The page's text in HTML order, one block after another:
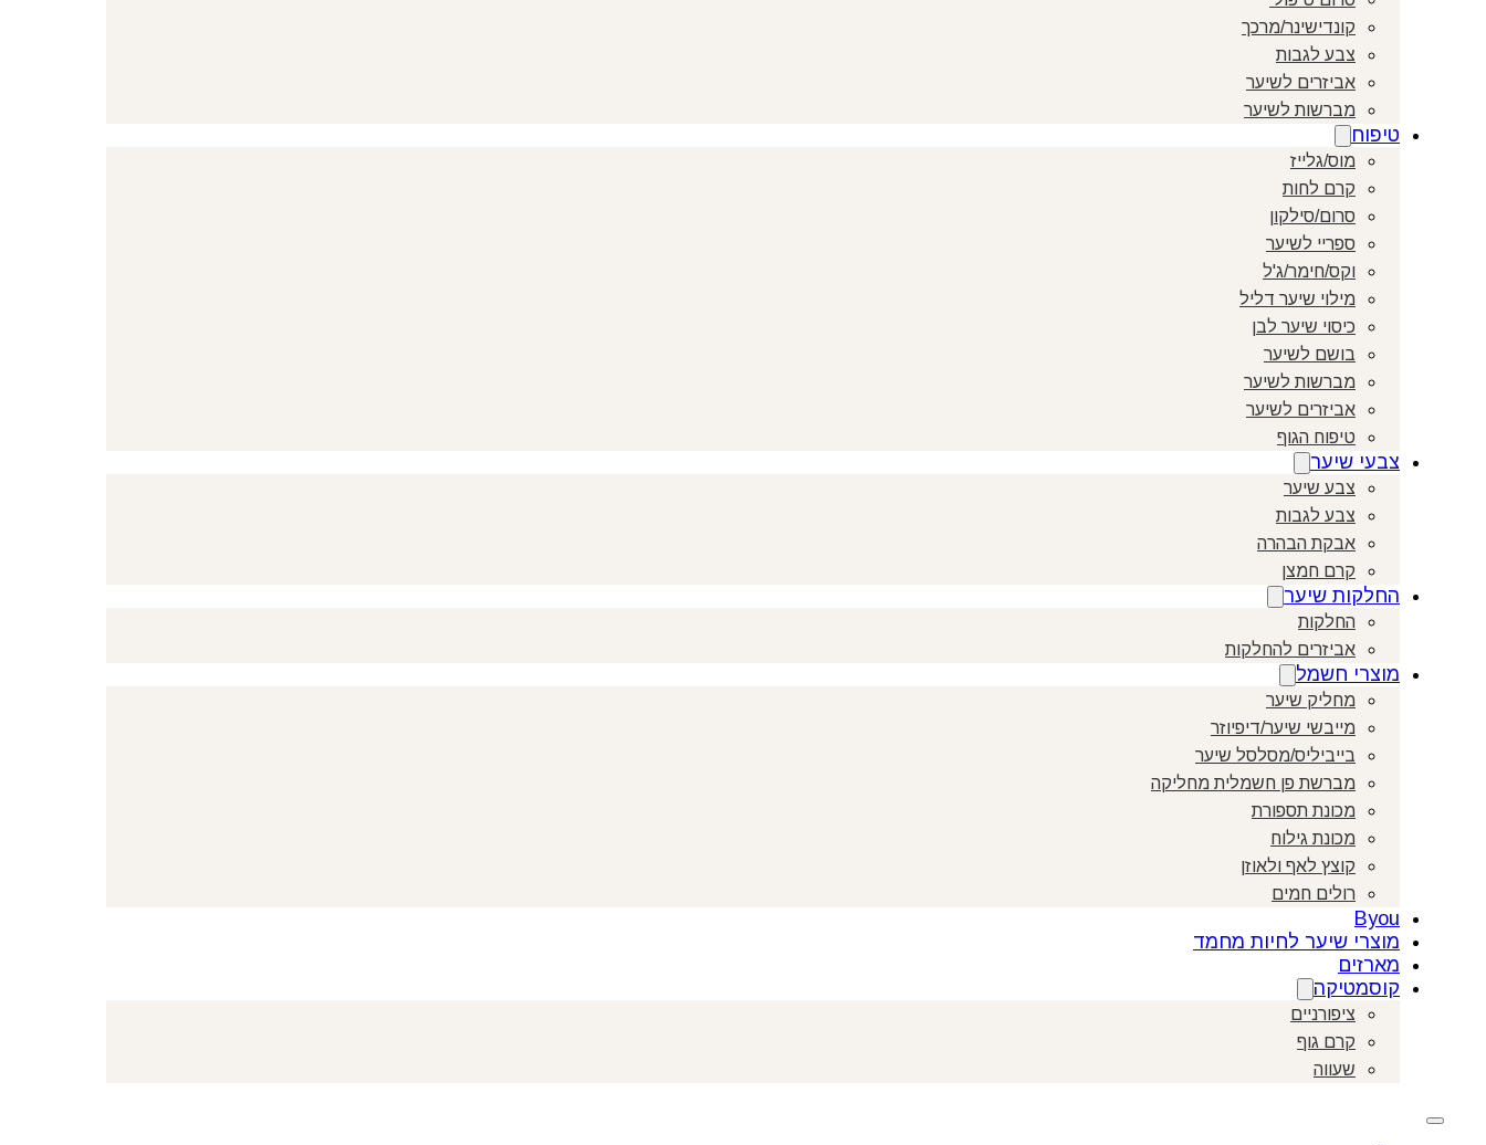
קונדישינר/מרכך
צבע לגבות
אביזרים לשיער
מברשות לשיער
טיפוח
מוס/גלייז
קרם לחות
סרום/סילקון
ספריי לשיער
וקס/חימר/ג'ל
מילוי שיער דליל
כיסוי שיער לבן
בושם לשיער
מברשות לשיער
אביזרים לשיער
טיפוח הגוף
צבעי שיער
צבע שיער
צבע לגבות
אבקת הבהרה
קרם חמצן
החלקות שיער
החלקות
אביזרים להחלקות
מוצרי חשמל
מחליק שיער
מייבשי שיער/דיפיוזר
בייביליס/מסלסל שיער
מברשת פן חשמלית מחליקה
מכונת תספורת
מכונת גילוח
קוצץ לאף ולאוזן
רולים חמים
Byou
מוצרי שיער לחיות מחמד
מארזים
קוסמטיקה
ציפורניים
קרם גוף
שעווה